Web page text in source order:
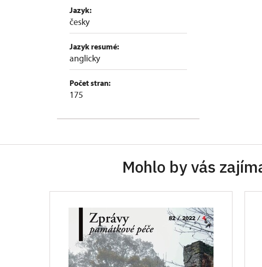
Jazyk:
česky
Jazyk resumé:
anglicky
Počet stran:
175
Mohlo by vás